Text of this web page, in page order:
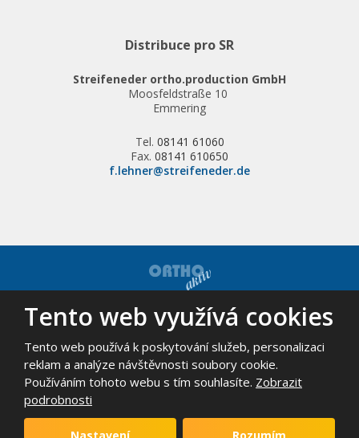
Distribuce pro SR
Streifeneder ortho.production GmbH
Moosfeldstraße 10
Emmering
Tel. 08141 61060
Fax. 08141 610650
f.lehner@streifeneder.de
© 2026, ORTHO-AKTIV, spol. s r.o. - všechna práva vyhrazena
Mapa stránek | Podmínky použití
VYROBILA
Tento web je chráněn pomocí Google ReCAPTCHA a platí pro něj
zásady ochrany osobních údajů a smluvní podmínky
Tento web využívá cookies
Tento web používá k poskytování služeb, personalizaci
reklam a analýze návštěvnosti soubory cookie.
Používáním tohoto webu s tím souhlasíte. Zobrazit
podrobnosti